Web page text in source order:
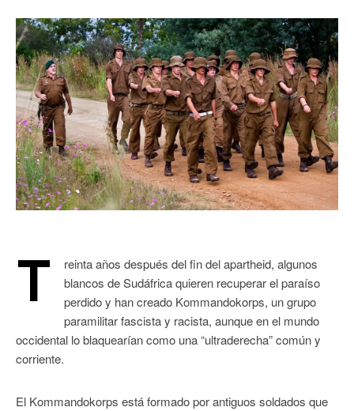
T
reinta años después del fin del apartheid, algunos
blancos de Sudáfrica quieren recuperar el paraíso
perdido y han creado Kommandokorps, un grupo
paramilitar fascista y racista, aunque en el mundo
occidental lo blaquearían como una “ultraderecha” común y
corriente.
El Kommandokorps está formado por antiguos soldados que